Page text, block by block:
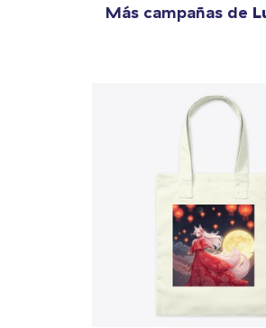
Más campañas de